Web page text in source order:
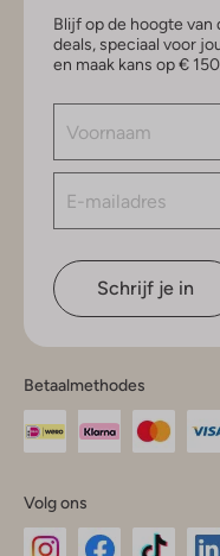
Blijf op de hoogte
deals, speciaal voor
en maak kans op €
Schrijf je in
Betaalmethodes
Volg ons